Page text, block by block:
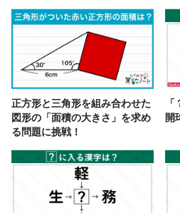
正方形と三角形を組み合わせた
図形の「面積の大きさ」を求め
る問題に挑戦！
開